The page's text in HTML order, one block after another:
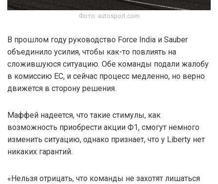
Фото: autosport.com
В прошлом году руководство Force India и Sauber
объединило усилия, чтобы как-то повлиять на
сложившуюся ситуацию. Обе команды подали жалобу
в комиссию ЕС, и сейчас процесс медленно, но верно
движется в сторону решения.
Маффей надеется, что такие стимулы, как
возможность приобрести акции Ф1, смогут немного
изменить ситуацию, однако признает, что у Liberty нет
никаких гарантий.
«Нельзя отрицать, что команды не захотят лишаться